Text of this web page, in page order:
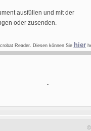
ausfüllen und mit der
oder zusenden.
Reader. Diesen können Sie hier
.
©